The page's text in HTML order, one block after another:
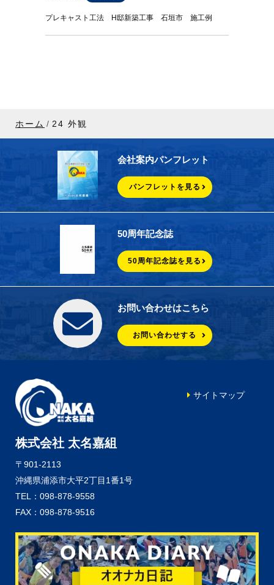
プレキャスト工法 H邸新築工事 石垣市 施工例
ホーム 24 外観
会社案内パンフレット
パンフレットを見る
50周年記念誌
50周年記念誌を見る
お問い合わせはこちら
お問い合わせする
株式会社 太名嘉組
〒901-2113
沖縄県浦添市大平2丁目1番1号
TEL：098-878-9558
FAX：098-878-9516
サイトマップ